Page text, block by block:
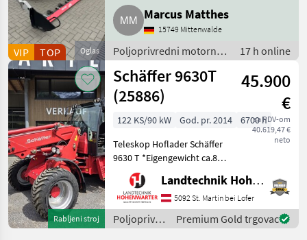
Oglas
VIP TOP
Marcus Matthes
15749 Mittenwalde
Poljoprivredni motorni
strojevi / Motokultivatori
i motorne freze
17 h online
Rabljeni stroj
Schäffer 9630T
(25886)
45.900
€
sa PDV-om
40.619,47 €
neto
122 KS/90 kW God. pr. 2014
6700 h
Teleskop Hoflader Schäffer
9630 T *Eigengewicht ca.8 t
*Bereifung 400/55-22, 5
*Kipplast 4200 kg
*Radstand 2.52 m
*Fahrgeschwindigkeit 20
km/h *Wenderadius innen
Landtechnik Hohenwarter GmbH
5092 St. Martin bei Lofer
Poljoprivredni
motorni
Premium Gold trgovac